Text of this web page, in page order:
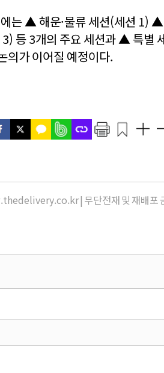
는 ▲ 해운·물류 세션(세션 1)
등 3개의 주요 세션과 ▲ 특별
의가 이어질 예정이다.
| 무단전재 및 재배포